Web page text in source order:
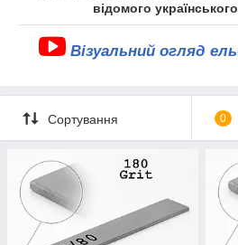
відомого
Візуальний огляд
Сортування 0